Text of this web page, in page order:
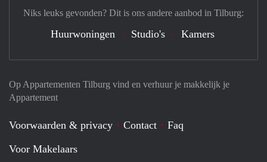
Op Appartementen Tilburg vind en verhuur je makkelijk je
Appartement
Voorwaarden & privacy Contact
Faq
Voor Makelaars
Niks leuks gevonden? Dit is ons andere aanbod in Tilburg:
Huurwoningen Studio's Kamers